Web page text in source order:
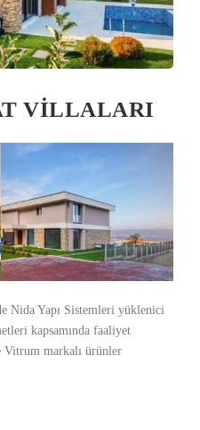
VİLLALARI
Nida Yapı Sistemleri yüklenici
kapsamında faaliyet
Vitrum markalı ürünler